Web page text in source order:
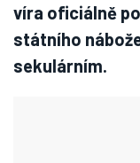
víra oficiálně
státního
sekulárním.